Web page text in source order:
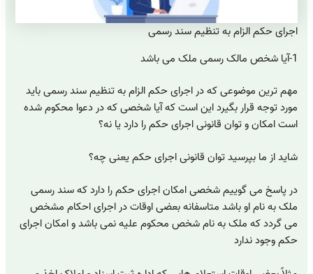
اجرای حکم الزام به تنظیم سند رسمی
1-آیا شخص مالک رسمی ملک می باشد
مهم ترین موضوعی که در اجرای حکم الزام به تنظیم سند رسمی باید
مورد توجه قرار بگیرد این است که آیا شخصی که در دعوا محکوم شده
است امکان و توان قانونی اجرای حکم را دارد یا نه؟
شاید از ما بپرسید توان قانونی اجرای حکم یعنی چه؟
در پاسخ می گوییم شخصی امکان اجرای حکم را دارد که سند رسمی
ملک به نام او باشد متاسفانه بعضی اوقات در اجرای احکام مشخص
می گردد که ملک به نام شخص محکوم علیه نمی باشد و امکان اجرای
حکم وجود ندارد